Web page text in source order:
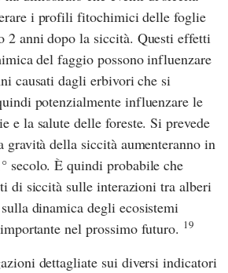
i profili fitochimici delle foglie
2 anni dopo la siccità. Questi effetti
del faggio possono influenzare
causati dagli erbivori che si
potenzialmente influenzare le
e la salute delle foreste. Si prevede
gravità della siccità aumenteranno in
secolo. È quindi probabile che
di siccità sulle interazioni tra alberi
dinamica degli ecosistemi
nel prossimo futuro. 19
dettagliate sui diversi indicatori